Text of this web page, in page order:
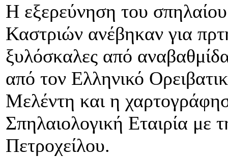
Η εξερεύνηση του
Καστριών ανέβηκαν για
ξυλόσκαλες από
από τον Ελληνικό
Μελέντη και η
Σπηλαιολογική Εταιρία με
Πετροχείλου.